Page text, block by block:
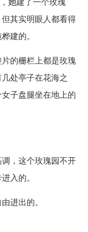
她建了一个玫瑰
其实明眼人都看得
建的。
的栅栏上都是玫瑰
处亭子在花海之
子盘腿坐在地上的
，这个玫瑰园不开
入的。
进出的。